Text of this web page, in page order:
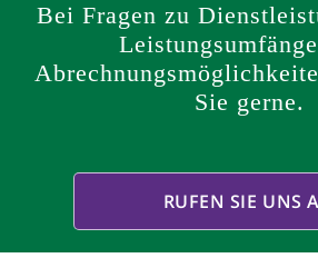
Bei Fragen zu
Sie gerne.
RUFEN SIE UNS